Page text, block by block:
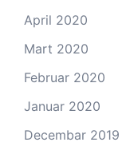
April 2020
Mart 2020
Februar 2020
Januar 2020
Decembar 2019